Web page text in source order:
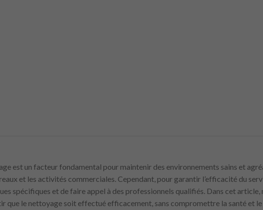
est un facteur fondamental pour maintenir des environnements sains et
et les activités commerciales. Cependant, pour garantir l’efficacité du
spécifiques et de faire appel à des professionnels qualifiés. Dans cet article,
que le nettoyage soit effectué efficacement, sans compromettre la santé et